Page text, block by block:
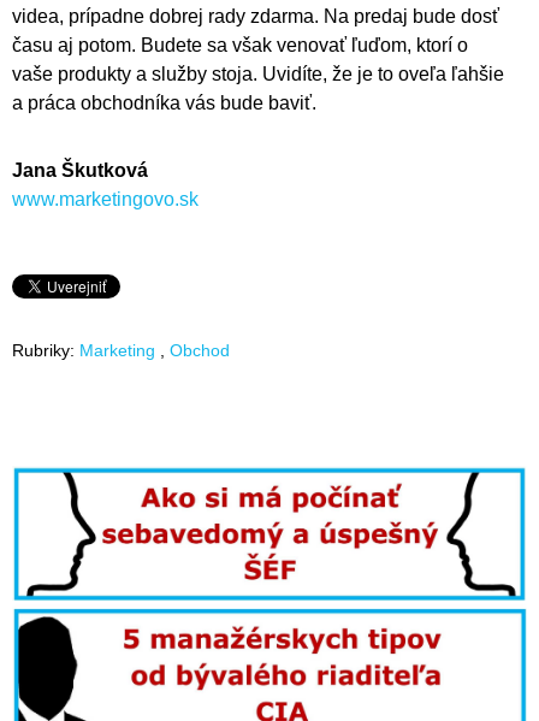
videa, prípadne dobrej rady zdarma. Na predaj bude dosť
času aj potom. Budete sa však venovať ľuďom, ktorí o
vaše produkty a služby stoja. Uvidíte, že je to oveľa ľahšie
a práca obchodníka vás bude baviť.
Jana Škutková
www.marketingovo.sk
Rubriky: Marketing Obchod